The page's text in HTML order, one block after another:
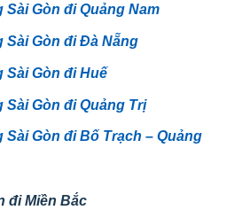
Sài Gòn đi Quảng Nam
Sài Gòn đi Đà Nẵng
Sài Gòn đi Huế
Sài Gòn đi Quảng Trị
Sài Gòn đi Bố Trạch – Quảng
đi Miền Bắc